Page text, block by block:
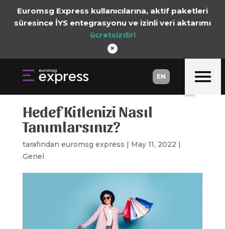
Euromsg Express kullanıcılarına, aktif paketleri
süresince İYS entegrasyonu ve izinli veri aktarımı
ücretsizdir!
×
EN
EN
Hedef Kitlenizi Nasıl
Tanımlarsınız?
tarafından euromsg express | May 11, 2022 |
Genel